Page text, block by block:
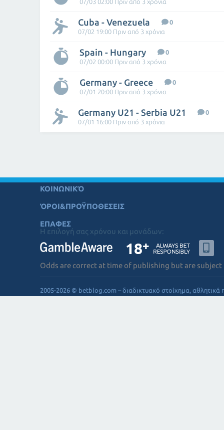
07/03 02:00 Πριν από 3 χρόνια
Cuba - Venezuela
0
07/02 19:00 Πριν από 3 χρόνια
Spain - Hungary
0
07/02 00:00 Πριν από 3 χρόνια
Germany - Greece
0
07/01 20:00 Πριν από 3 χρόνια
Germany U21 - Serbia U21
0
07/01 16:00 Πριν από 3 χρόνια
ΚΟΙΝΩΝΙΚΌ
ΌΡΟΙ&ΠΡΟΫΠΟΘΕΣΕΙΣ
ΕΠΑΦΕΣ
Η επιλογή σας χρόνου και μονάδων:
Odds are correct at time of publishing but are subject
2005-2026 © betblog.com – διαδικτυακό στοίχημα, αθλητικά